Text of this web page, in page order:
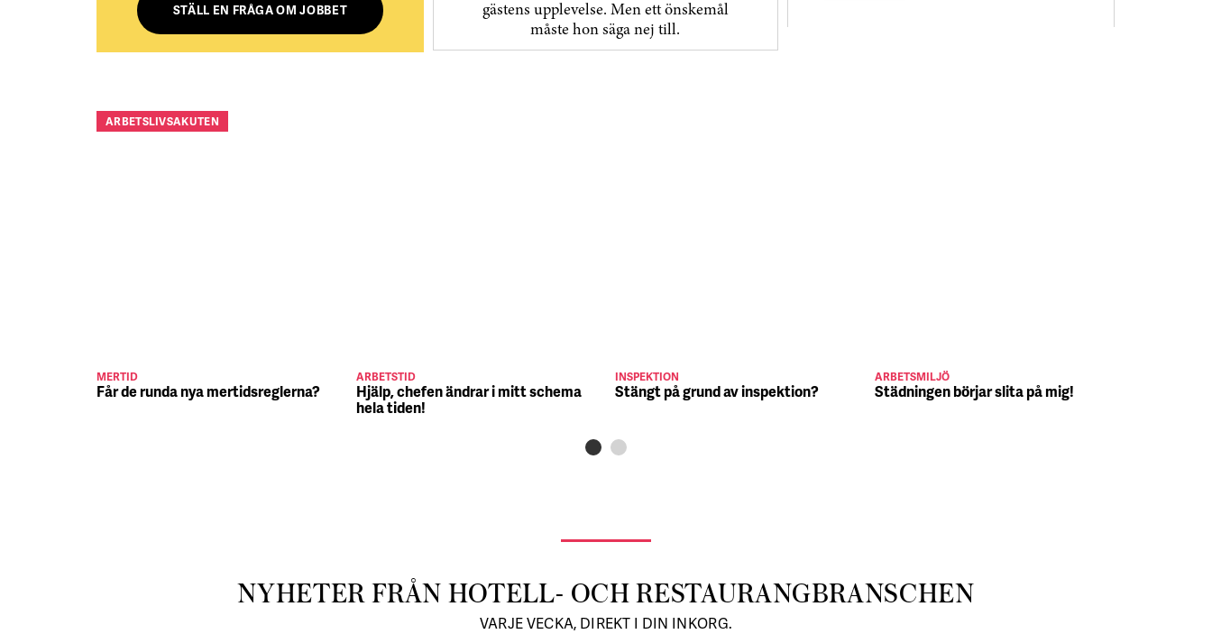
STÄLL EN FRÅGA OM JOBBET
gästens upp­levelse. Men ett önskemål
måste hon säga nej till.
ARBETSLIVSAKUTEN
MERTID
Får de runda nya mertidsreglerna?
ARBETSTID
Hjälp, chefen ändrar i mitt schema
hela tiden!
INSPEKTION
Stängt på grund av inspektion?
ARBETSMILJÖ
Städningen börjar slita på mig!
NYHETER FRÅN HOTELL- OCH RESTAURANGBRANSCHEN
VARJE VECKA, DIREKT I DIN INKORG.